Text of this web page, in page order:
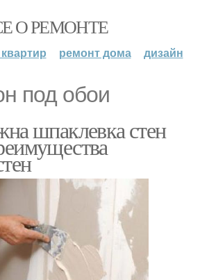
О РЕМОНТЕ
ремонт дома дизайн
под обои
шпаклевка стен